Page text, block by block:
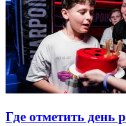
Где отметить